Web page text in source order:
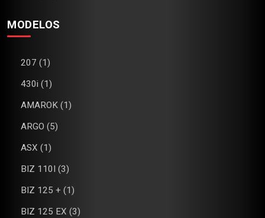
MODELOS
207 (1)
430i (1)
AMAROK (1)
ARGO (5)
ASX (1)
BIZ 110I (3)
BIZ 125 + (1)
BIZ 125 EX (3)